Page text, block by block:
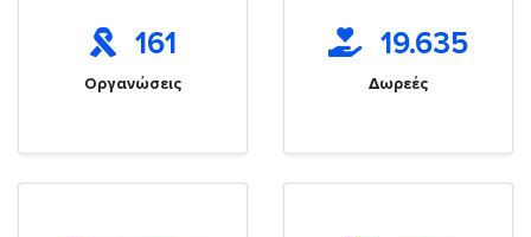
161
Οργανώσεις
19.635
Δωρεές